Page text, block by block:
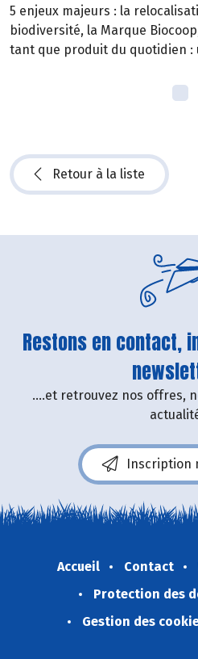
5 enjeux majeurs : la
biodiversité, la Marque
tant que produit du quotidien :
Retour à la liste
Restons en contact,
....et retrouvez nos offres,
Inscription
Accueil Contact
Protection des
Gestion des